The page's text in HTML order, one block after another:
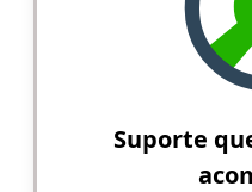
Suporte